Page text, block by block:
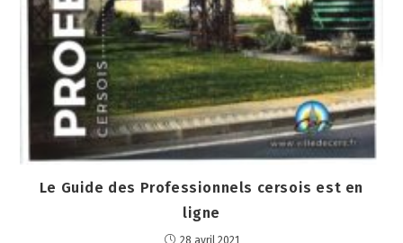
Le Guide des Professionnels cersois est en
ligne
28 avril 2021